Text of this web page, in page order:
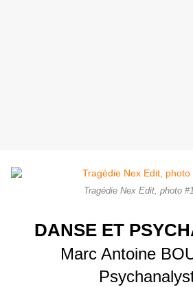
Tragédie Nex Edit, photo
DANSE ET
Marc Antoine